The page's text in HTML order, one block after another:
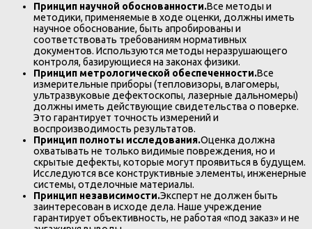
Принцип научной обоснованности.Все методы и
методики, применяемые в ходе оценки, должны иметь
научное обоснование, быть апробированы и
соответствовать требованиям нормативных
документов. Используются методы неразрушающего
контроля, базирующиеся на законах физики.
Принцип метрологической обеспеченности.Все
измерительные приборы (тепловизоры, влагомеры,
ультразвуковые дефектоскопы, лазерные дальномеры)
должны иметь действующие свидетельства о поверке.
Это гарантирует точность измерений и
воспроизводимость результатов.
Принцип полноты исследования.Оценка должна
охватывать не только видимые повреждения, но и
скрытые дефекты, которые могут проявиться в будущем.
Исследуются все конструктивные элементы, инженерные
системы, отделочные материалы.
Принцип независимости.Эксперт не должен быть
заинтересован в исходе дела. Наше учреждение
гарантирует объективность, не работая «под заказ» и не